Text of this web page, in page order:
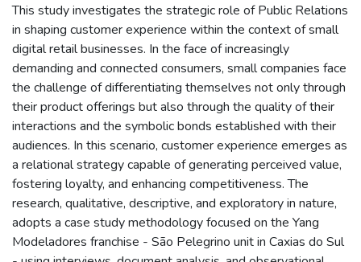
This study investigates the strategic role of Public Relations
in shaping customer experience within the context of small
digital retail businesses. In the face of increasingly
demanding and connected consumers, small companies face
the challenge of differentiating themselves not only through
their product offerings but also through the quality of their
interactions and the symbolic bonds established with their
audiences. In this scenario, customer experience emerges as
a relational strategy capable of generating perceived value,
fostering loyalty, and enhancing competitiveness. The
research, qualitative, descriptive, and exploratory in nature,
adopts a case study methodology focused on the Yang
Modeladores franchise - São Pelegrino unit in Caxias do Sul